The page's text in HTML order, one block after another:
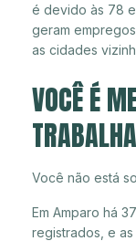
é devido às 78
geram
as cidades
VOCÊ É
Você não está
Em Amparo há
registrados, e